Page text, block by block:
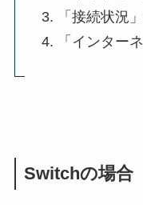
「接続状況
「インター
Switchの場合